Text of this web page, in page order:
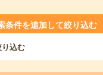
条件を追加して絞り込む
込む